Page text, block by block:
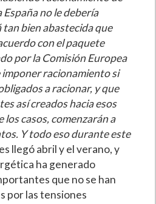
España no le debería
bien abastecida que
con el paquete
por la Comisión Europea
imponer racionamiento si
a racionar, y que
así creados hacia esos
los casos, comenzarán a
Y todo eso durante este
llegó abril y el verano, y
ha generado
que no se han
por las tensiones